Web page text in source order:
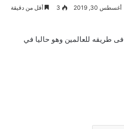
أغسطس 30, 2019 3 أقل من دقيقة
طريقه للعالمين وهو حاليا في